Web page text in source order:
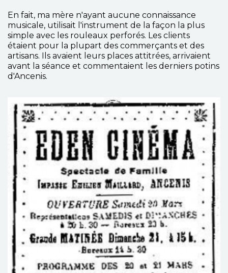
En fait, ma mère n'ayant aucune connaissance
musicale, utilisait l'instrument de la façon la plus
simple avec les rouleaux perforés. Les clients
étaient pour la plupart des commerçants et des
artisans. Ils avaient leurs places attitrées, arrivaient
avant la séance et commentaient les derniers potins
d'Ancenis.